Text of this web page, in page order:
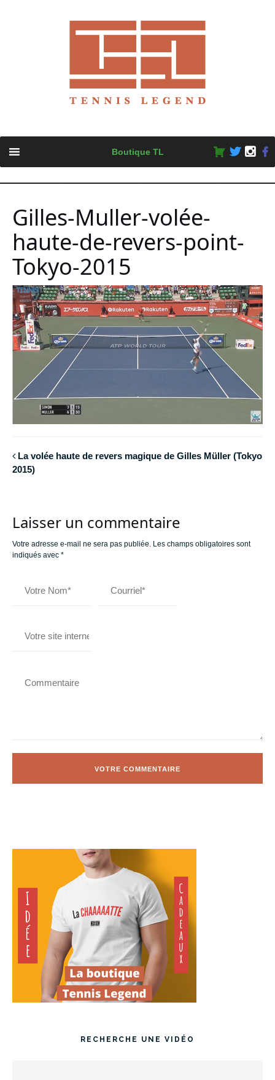
content
Boutique TL
Gilles-Muller-volée-
haute-de-revers-point-
Tokyo-2015
La volée haute de revers magique de Gilles Müller (Tokyo
2015)
Laisser un commentaire
Votre adresse e-mail ne sera pas publiée. Les champs obligatoires sont
indiqués avec *
RECHERCHE UNE VIDÉO